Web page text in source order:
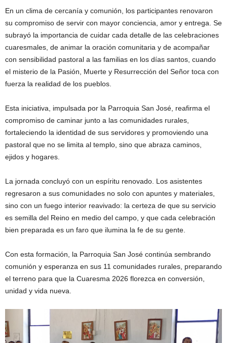
En un clima de cercanía y comunión, los participantes renovaron
su compromiso de servir con mayor conciencia, amor y entrega. Se
subrayó la importancia de cuidar cada detalle de las celebraciones
cuaresmales, de animar la oración comunitaria y de acompañar
con sensibilidad pastoral a las familias en los días santos, cuando
el misterio de la Pasión, Muerte y Resurrección del Señor toca con
fuerza la realidad de los pueblos.
Esta iniciativa, impulsada por la Parroquia San José, reafirma el
compromiso de caminar junto a las comunidades rurales,
fortaleciendo la identidad de sus servidores y promoviendo una
pastoral que no se limita al templo, sino que abraza caminos,
ejidos y hogares.
La jornada concluyó con un espíritu renovado. Los asistentes
regresaron a sus comunidades no solo con apuntes y materiales,
sino con un fuego interior reavivado: la certeza de que su servicio
es semilla del Reino en medio del campo, y que cada celebración
bien preparada es un faro que ilumina la fe de su gente.
Con esta formación, la Parroquia San José continúa sembrando
comunión y esperanza en sus 11 comunidades rurales, preparando
el terreno para que la Cuaresma 2026 florezca en conversión,
unidad y vida nueva.